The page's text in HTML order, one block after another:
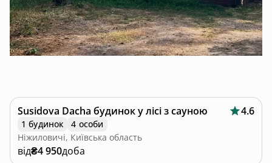
Susidova Dacha будинок у лісі з сауною 4.6
1 будинок
4 особи
Ніжиловичі, Київська область
від₴4 950доба